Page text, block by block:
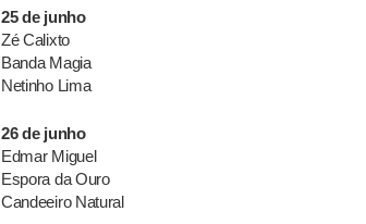
25 de junho
Zé Calixto
Banda Magia
Netinho Lima
26 de junho
Edmar Miguel
Espora da Ouro
Candeeiro Natural